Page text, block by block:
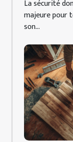
La sécurité
majeure pour
son...